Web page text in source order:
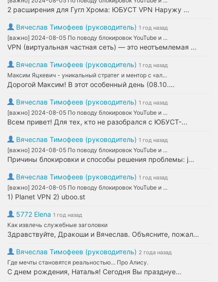
2 расширения для Гугл Хрома: ЮБУСТ VPN Наружу ...
Вячеслав Тимофеев (руководитель) 1 год назад
[важно] 2024-08-05 По поводу блокировок YouTube и ...
VPN (виртуальная частная сеть) — это неотъемлемая ...
Вячеслав Тимофеев (руководитель) 1 год назад
Максим Яцкевич - уникальный стратег и ментор с «ал...
Дорогой Максим! В этот особенный день (08.10....
Вячеслав Тимофеев (руководитель) 1 год назад
[важно] 2024-08-05 По поводу блокировок YouTube и ...
Всем привет! Для тех, кто не разобрался с ЮБУСТ-...
Вячеслав Тимофеев (руководитель) 1 год назад
[важно] 2024-08-05 По поводу блокировок YouTube и ...
Причины блокировки и способы решения проблемы: j...
Вячеслав Тимофеев (руководитель) 1 год назад
[важно] 2024-08-05 По поводу блокировок YouTube и ...
1) Planet VPN 2) uboo.st
5772 Elena 1 год назад
Как извлечь служебные заголовки
Здравствуйте, Дракоши и Вячеслав. Объясните, пожал...
Вячеслав Тимофеев (руководитель) 2 года назад
Где мечты становятся реальностью... Про Алису.
С днем рождения, Наталья! Сегодня Вы празднуе...